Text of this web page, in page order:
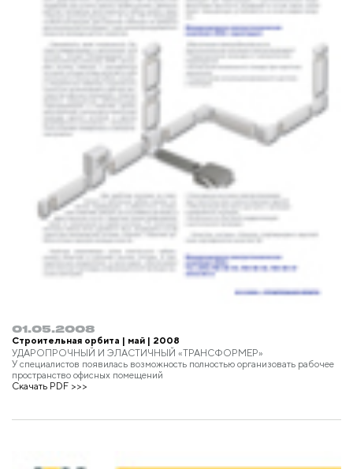
01.05.2008
Строительная орбита | май | 2008
УДАРОПРОЧНЫЙ И ЭЛАСТИЧНЫЙ «ТРАНСФОРМЕР»
У специалистов появилась возможность полностью организовать рабочее
пространство офисных помещений
Скачать PDF >>>